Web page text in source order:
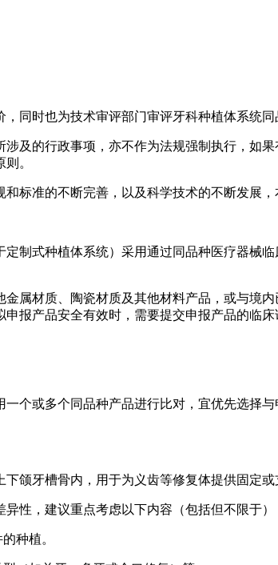
同时也为技术审评部门审评牙科种植体系统同
及的行政事项，亦不作为法规强制执行，如
。
标准的不断完善，以及科学技术的不断发展
制式种植体系统）采用通过同品种医疗器械临
属材质、陶瓷材质及其他材料产品，或与境
报产品安全有效时，需要提交申报产品的临床
个或多个同品种产品进行比对，宜优先选择
颌牙槽骨内，用于为义齿等修复体提供固定或
性，建议重点考虑以下内容（包括但不限于）
种植。